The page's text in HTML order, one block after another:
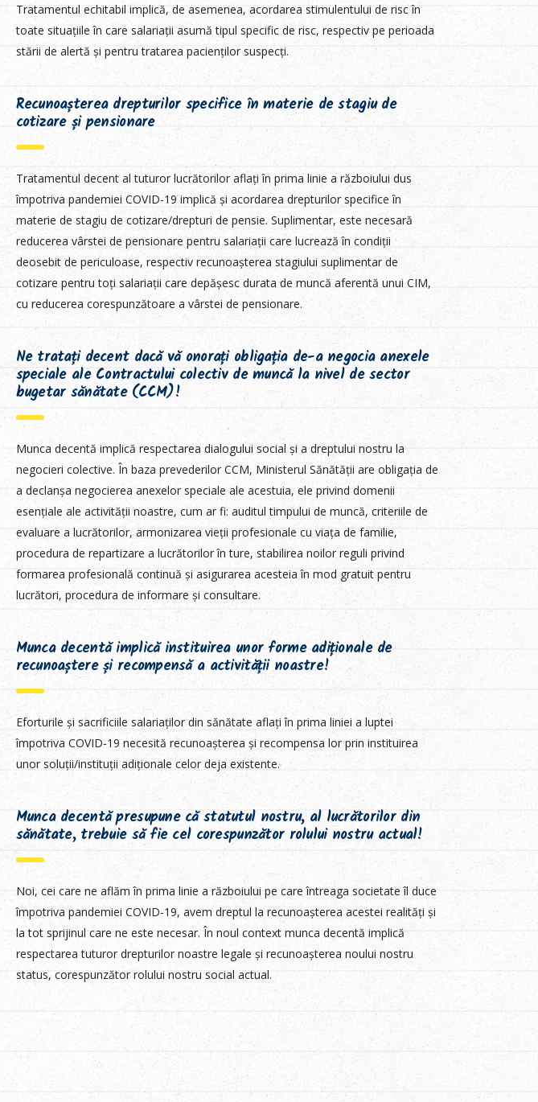
Tratamentul echitabil implică, de asemenea, acordarea stimulentului de risc în
toate situațiile în care salariații asumă tipul specific de risc, respectiv pe perioada
stării de alertă și pentru tratarea pacienților suspecți.
Recunoașterea drepturilor specifice în materie de stagiu de
cotizare și pensionare
Tratamentul decent al tuturor lucrătorilor aflați în prima linie a războiului dus
împotriva pandemiei COVID-19 implică și acordarea drepturilor specifice în
materie de stagiu de cotizare/drepturi de pensie. Suplimentar, este necesară
reducerea vârstei de pensionare pentru salariații care lucrează în condiții
deosebit de periculoase, respectiv recunoașterea stagiului suplimentar de
cotizare pentru toți salariații care depășesc durata de muncă aferentă unui CIM,
cu reducerea corespunzătoare a vârstei de pensionare.
Ne tratați decent dacă vă onorați obligația de-a negocia anexele
speciale ale Contractului colectiv de muncă la nivel de sector
bugetar sănătate (CCM)!
Munca decentă implică respectarea dialogului social și a dreptului nostru la
negocieri colective. În baza prevederilor CCM, Ministerul Sănătății are obligația de
a declanșa negocierea anexelor speciale ale acestuia, ele privind domenii
esențiale ale activității noastre, cum ar fi: auditul timpului de muncă, criteriile de
evaluare a lucrătorilor, armonizarea vieții profesionale cu viața de familie,
procedura de repartizare a lucrătorilor în ture, stabilirea noilor reguli privind
formarea profesională continuă și asigurarea acesteia în mod gratuit pentru
lucrători, procedura de informare și consultare.
Munca decentă implică instituirea unor forme adiționale de
recunoaștere și recompensă a activității noastre!
Eforturile și sacrificiile salariaților din sănătate aflați în prima liniei a luptei
împotriva COVID-19 necesită recunoașterea și recompensa lor prin instituirea
unor soluții/instituții adiționale celor deja existente.
Munca decentă presupune că statutul nostru, al lucrătorilor din
sănătate, trebuie să fie cel corespunzător rolului nostru actual!
Noi, cei care ne aflăm în prima linie a războiului pe care întreaga societate îl duce
împotriva pandemiei COVID-19, avem dreptul la recunoașterea acestei realități și
la tot sprijinul care ne este necesar. În noul context munca decentă implică
respectarea tuturor drepturilor noastre legale și recunoașterea noului nostru
status, corespunzător rolului nostru social actual.